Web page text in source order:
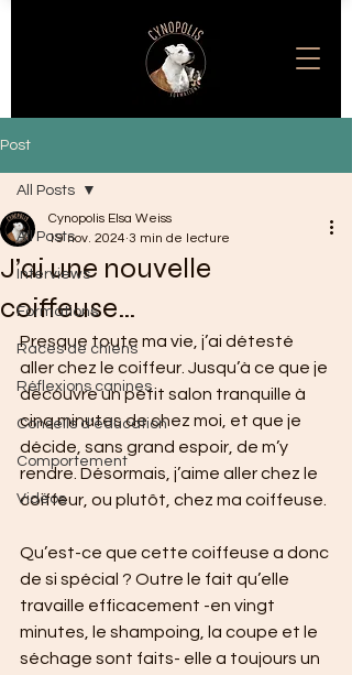
Post
All Posts
Interviews
Formations
Races de chiens
Réflexions canines
Conseils d'éducation
Comportement
Vidéos
All Posts
J’ai une nouvelle
coiffeuse…
Cynopolis Elsa Weiss
19 nov. 2024 3 min de lecture
Presque toute ma vie, j’ai détesté
aller chez le coiffeur. Jusqu’à ce que je
découvre un petit salon tranquille à
cinq minutes de chez moi, et que je
décide, sans grand espoir, de m’y
rendre. Désormais, j’aime aller chez le
coiffeur, ou plutôt, chez ma coiffeuse.
Qu’est-ce que cette coiffeuse a donc
de si spécial ? Outre le fait qu’elle
travaille efficacement -en vingt
minutes, le shampoing, la coupe et le
séchage sont faits- elle a toujours un